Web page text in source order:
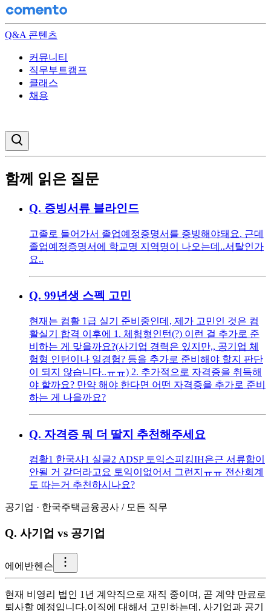
Q&A 콘텐츠
커뮤니티
직무부트캠프
클래스
채용
함께 읽은 질문
Q. 증빙서류 블라인드
고졸로 들어가서 졸업예정증명서를 증빙해야돼요. 근데
졸업예정증명서에 학교명 지역명이 나오는데..서탈인가
요..
Q. 99년생 스펙 고민
현재는 컴활 1급 실기 준비중인데, 제가 고민인 것은 컴
활실기 합격 이후에 1. 체험형인턴(?) 이런 걸 추가로 준
비하는 게 맞을까요?(사기업 경력은 있지만,, 공기업 체
험형 인턴이나 일경험? 등을 추가로 준비해야 할지 판단
이 되지 않습니다..ㅠㅠ) 2. 추가적으로 자격증을 취득해
야 할까요? 만약 해야 한다면 어떤 자격증을 추가로 준비
하는 게 나을까요?
Q. 자격증 뭐 더 딸지 추천해주세요
컴활1 한국사1 실글2 ADSP 토익스피킹IH ​ 은근 서류합이
안될 거 같더라고요 토익이없어서 그런지ㅠㅠ 전산회계
도 따는거 추천하시나요?
공기업 · 한국주택금융공사 / 모든 직무
Q. 사기업 vs 공기업
에 에반헨슨
현재 비영리 법인 1년 계약직으로 재직 중이며, 곧 계약 만료로
퇴사할 예정입니다. ​ 이직에 대해서 고민하는데, 사기업과 공기